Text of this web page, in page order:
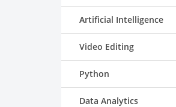
Artificial Intelligence
Video Editing
Python
Data Analytics